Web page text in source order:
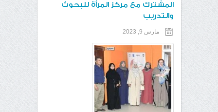
المشترك مع مركز المرأة للبحوث
والتدريب
مارس 9, 2023